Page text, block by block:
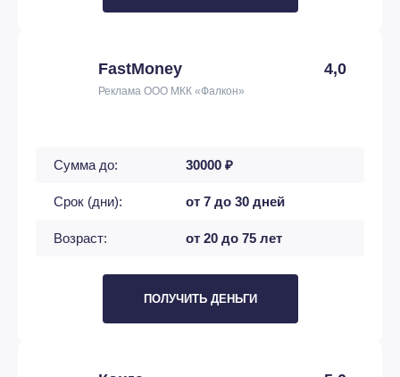
FastMoney 4,0
Реклама ООО МКК «Фалкон»
Сумма до: 30000 ₽
Срок (дни): от 7 до 30 дней
Возраст: от 20 до 75 лет
ПОЛУЧИТЬ ДЕНЬГИ